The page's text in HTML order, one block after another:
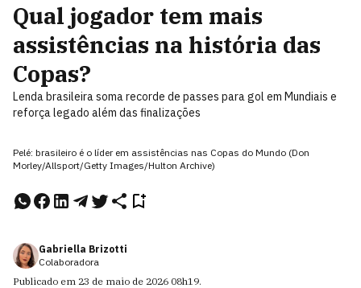
Qual jogador tem mais
assistências na história das
Copas?
Lenda brasileira soma recorde de passes para gol em Mundiais e
reforça legado além das finalizações
Pelé: brasileiro é o líder em assistências nas Copas do Mundo (Don
Morley/Allsport/Getty Images/Hulton Archive)
Gabriella Brizotti
Colaboradora
Publicado em 23 de maio de 2026 08h19.